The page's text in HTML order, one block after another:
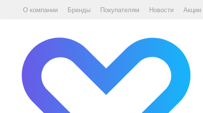
О компании Бренды Покупателям Новости Акции